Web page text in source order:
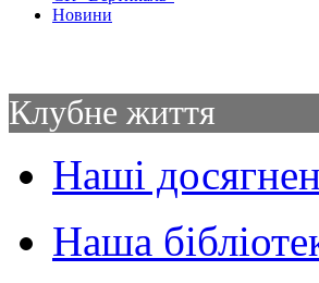
Новини
Клубне життя
Наші
Наша